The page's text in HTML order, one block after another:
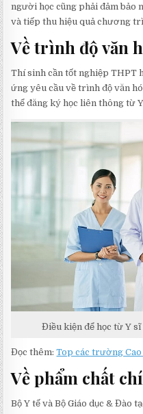
người học cũng phải đảm bảo
và tiếp thu hiệu quả chương
Về trình độ văn
Thí sinh cần tốt nghiệp THPT
ứng yêu cầu về trình độ văn
thể đăng ký học liên thông từ
Điều kiện để học từ Y
Đọc thêm:Top các trường
Về phẩm chất
Bộ Y tế và Bộ Giáo dục & Đào